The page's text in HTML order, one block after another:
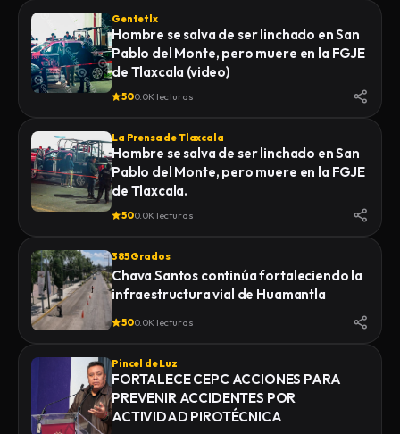
Gentetlx
Hombre se salva de ser linchado en San
Pablo del Monte, pero muere en la FGJE
de Tlaxcala (video)
500.0K lecturas
La Prensa de Tlaxcala
Hombre se salva de ser linchado en San
Pablo del Monte, pero muere en la FGJE
de Tlaxcala.
500.0K lecturas
385 Grados
Chava Santos continúa fortaleciendo la
infraestructura vial de Huamantla
500.0K lecturas
Pincel de Luz
FORTALECE CEPC ACCIONES PARA
PREVENIR ACCIDENTES POR
ACTIVIDAD PIROTÉCNICA